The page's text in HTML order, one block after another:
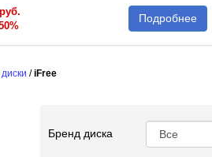
Подробнее
/iFree
Бренд диска